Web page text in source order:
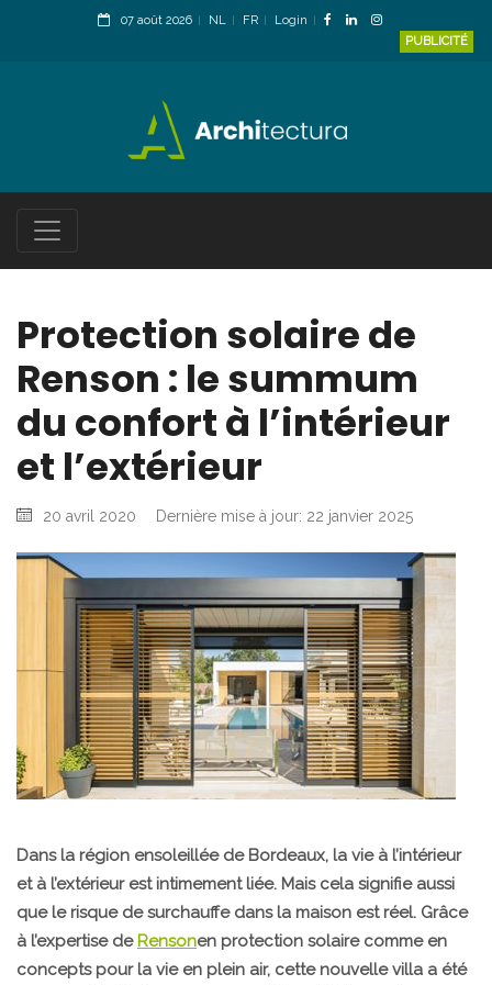
07 août 2026 NL FR
Login
PUBLICITÉ
Protection solaire de
Renson : le summum
du confort à l’intérieur
et l’extérieur
20 avril 2020 Dernière mise à jour: 22 janvier 2025
Dans la région ensoleillée de Bordeaux, la vie à l’intérieur
et à l’extérieur est intimement liée. Mais cela signifie aussi
que le risque de surchauffe dans la maison est réel. Grâce
à l’expertise de Rensonen protection solaire comme en
concepts pour la vie en plein air, cette nouvelle villa a été